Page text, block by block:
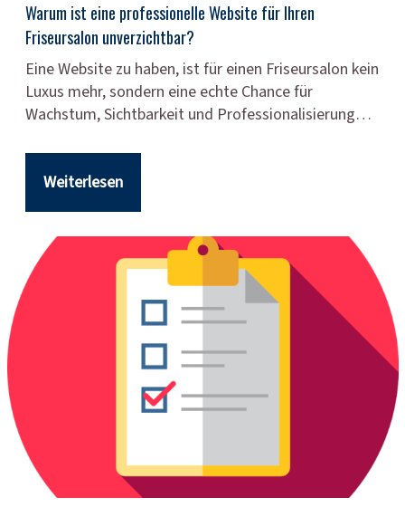
Warum ist eine professionelle Website für Ihren
Friseursalon unverzichtbar?
Eine Website zu haben, ist für einen Friseursalon kein
Luxus mehr, sondern eine echte Chance für
Wachstum, Sichtbarkeit und Professionalisierung…
Weiterlesen